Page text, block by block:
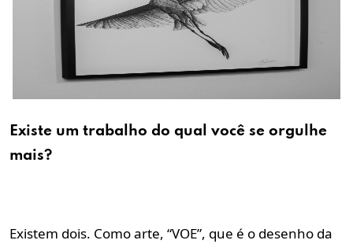
Existe um trabalho do qual você se orgulhe
mais?
Existem dois. Como arte, “VOE”, que é o desenho da